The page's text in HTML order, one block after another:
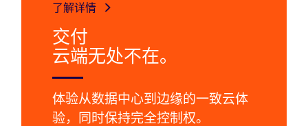
了解详情
交付
云端无处不在。
体验从数据中心到边缘的一致云体
验，同时保持完全控制权。